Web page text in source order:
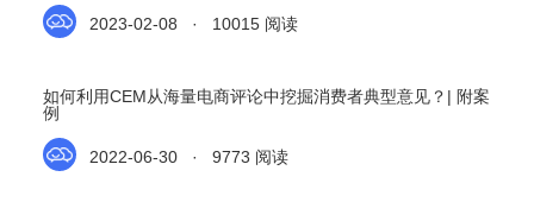
2023-02-08 · 10015 阅读
如何利用CEM从海量电商评论中挖掘消费者典型意见？| 附案
例
2022-06-30 · 9773 阅读